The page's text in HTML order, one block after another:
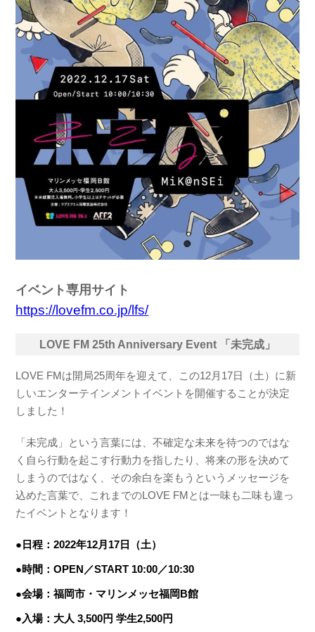
イベント専用サイト
https://lovefm.co.jp/lfs/
LOVE FM 25th Anniversary Event 「未完成」
LOVE FMは開局25周年を迎えて、この12月17日（土）に新
しいエンターテインメントイベントを開催することが決定
しました！
「未完成」という言葉には、不確定な未来を待つのではな
く自ら行動を起こす行動力を指したり、将来の形を決めて
しまうのではなく、その余白を楽もうというメッセージを
込めた言葉で、これまでのLOVE FMとは一味も二味も違っ
たイベントとなります！
●日程：2022年12月17日（土）
●時間：OPEN／START 10:00／10:30
●会場：福岡市・マリンメッセ福岡B館
●入場：大人 3,500円 学生2,500円